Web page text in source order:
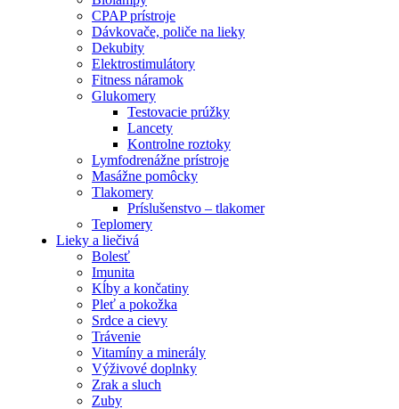
CPAP prístroje
Dávkovače, poliče na lieky
Dekubity
Elektrostimulátory
Fitness náramok
Glukomery
Testovacie prúžky
Lancety
Kontrolne roztoky
Lymfodrenážne prístroje
Masážne pomôcky
Tlakomery
Príslušenstvo – tlakomer
Teplomery
Lieky a liečivá
Bolesť
Imunita
Kĺby a končatiny
Pleť a pokožka
Srdce a cievy
Trávenie
Vitamíny a minerály
Výživové doplnky
Zrak a sluch
Zuby